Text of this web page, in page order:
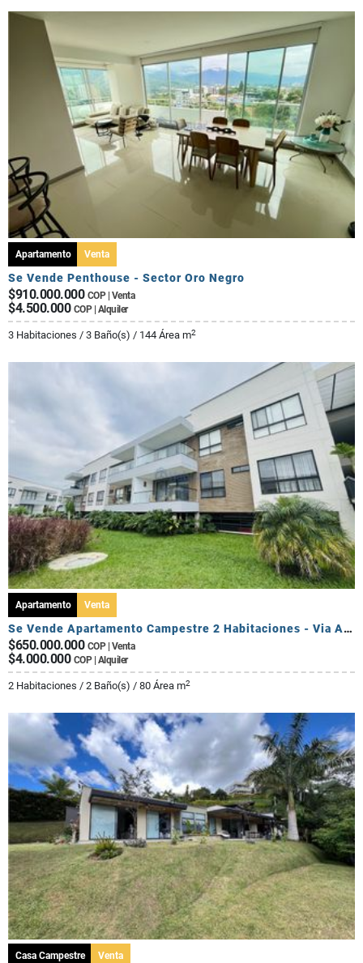
Apartamento Venta
Se Vende Penthouse - Sector Oro Negro
$910.000.000 COP | Venta
$4.500.000 COP | Alquiler
3 Habitaciones / 3 Baño(s) / 144 Área m2
Apartamento Venta
Se Vende Apartamento Campestre 2 Habitaciones - Via Al Caimo
$650.000.000 COP | Venta
$4.000.000 COP | Alquiler
2 Habitaciones / 2 Baño(s) / 80 Área m2
Casa Campestre Venta